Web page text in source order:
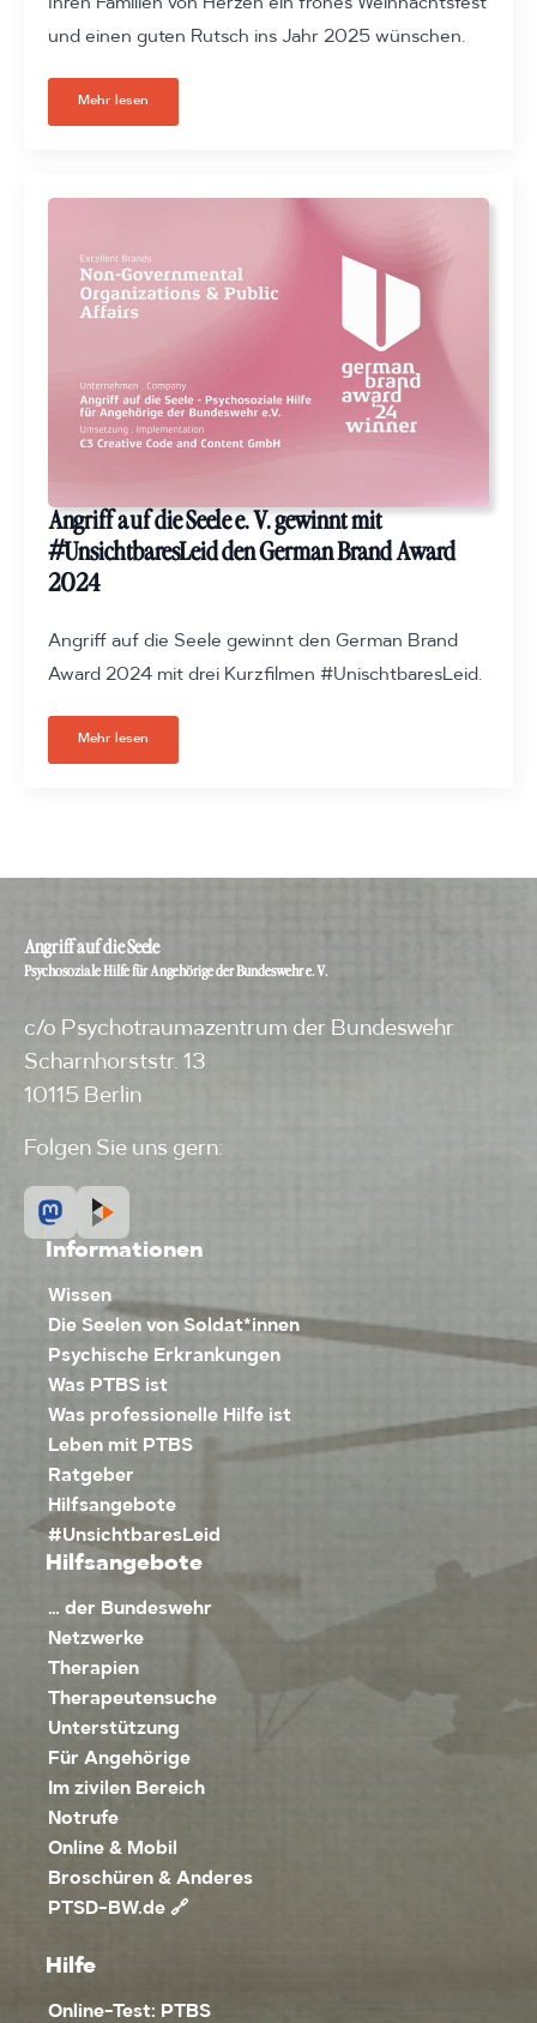
und einen guten Rutsch ins Jahr 2025 wünschen.
Mehr lesen
Angriff auf die Seele e. V. gewinnt mit
#UnsichtbaresLeid den German Brand Award
2024
Angriff auf die Seele gewinnt den German Brand
Award 2024 mit drei Kurzfilmen #UnischtbaresLeid.
Mehr lesen
Angriff auf die Seele
Psychosoziale Hilfe für Angehörige der Bundeswehr e. V.
c/o Psychotraumazentrum der Bundeswehr
Scharnhorststr. 13
10115 Berlin
Folgen Sie uns gern:
Informationen
Wissen
Die Seelen von Soldat*innen
Psychische Erkrankungen
Was PTBS ist
Was professionelle Hilfe ist
Leben mit PTBS
Ratgeber
Hilfsangebote
#UnsichtbaresLeid
Hilfsangebote
… der Bundeswehr
Netzwerke
Therapien
Therapeutensuche
Unterstützung
Für Angehörige
Im zivilen Bereich
Notrufe
Online & Mobil
Broschüren & Anderes
PTSD-BW.de 🔗
Hilfe
Online-Test: PTBS